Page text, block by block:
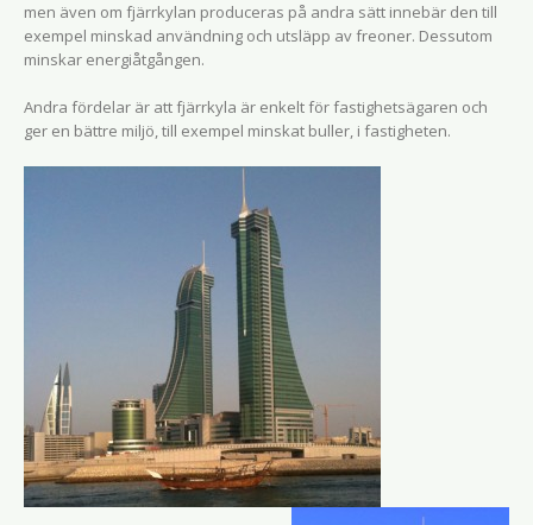
men även om fjärrkylan produceras på andra sätt innebär den till
exempel minskad användning och utsläpp av freoner. Dessutom
minskar energiåtgången.
Andra fördelar är att fjärrkyla är enkelt för fastighetsägaren och
ger en bättre miljö, till exempel minskat buller, i fastigheten.